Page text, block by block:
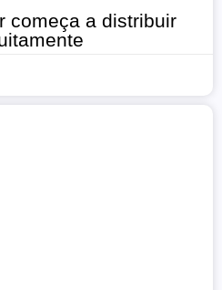
começa a distribuir